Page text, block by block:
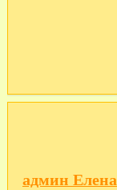
админ Елена